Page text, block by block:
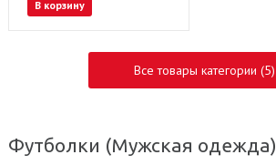
В корзину
Все товары категории (5)
Футболки (Мужская одежда)